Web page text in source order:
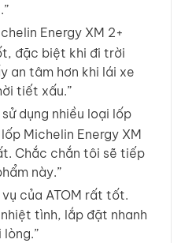
Energy XM 2+
đặc biệt khi đi trời
an tâm hơn khi lái xe
tiết xấu.”
sử dụng nhiều loại lốp
Michelin Energy XM
Chắc chắn tôi sẽ tiếp
này.”
vụ của ATOM rất tốt.
tình, lắp đặt nhanh